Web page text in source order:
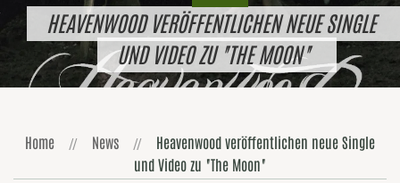
HEAVENWOOD VERÖFFENTLICHEN NEUE SINGLE
UND VIDEO ZU "THE MOON"
Home News
Heavenwood veröffentlichen neue Single
und Video zu "The Moon"